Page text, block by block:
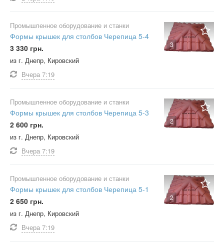
3
Промышленное оборудование и станки
Формы крышек для столбов Черепица 5-4
3 330 грн.
из г. Днепр, Кировский
Вчера 7:19
2
Промышленное оборудование и станки
Формы крышек для столбов Черепица 5-3
2 600 грн.
из г. Днепр, Кировский
Вчера 7:19
2
Промышленное оборудование и станки
Формы крышек для столбов Черепица 5-1
2 650 грн.
из г. Днепр, Кировский
Вчера 7:19